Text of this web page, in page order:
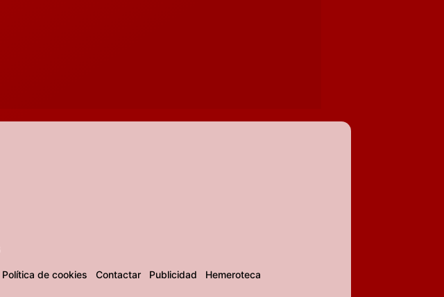
Política de cookies Contactar Publicidad Hemeroteca